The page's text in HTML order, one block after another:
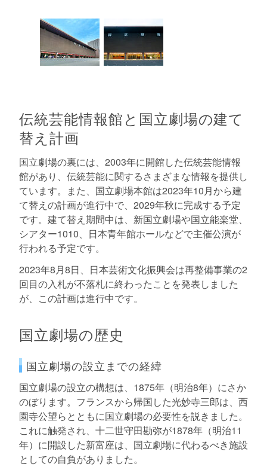
伝統芸能情報館と国立劇場の建て
替え計画
国立劇場の裏には、2003年に開館した伝統芸能情報
館があり、伝統芸能に関するさまざまな情報を提供し
ています。また、国立劇場本館は2023年10月から建
て替えの計画が進行中で、2029年秋に完成する予定
です。建て替え期間中は、新国立劇場や国立能楽堂、
シアター1010、日本青年館ホールなどで主催公演が
行われる予定です。
2023年8月8日、日本芸術文化振興会は再整備事業の2
回目の入札が不落札に終わったことを発表しました
が、この計画は進行中です。
国立劇場の歴史
国立劇場の設立までの経緯
国立劇場の設立の構想は、1875年（明治8年）にさか
のぼります。フランスから帰国した光妙寺三郎は、西
園寺公望らとともに国立劇場の必要性を説きました。
これに触発され、十二世守田勘弥が1878年（明治11
年）に開設した新富座は、国立劇場に代わるべき施設
としての自負がありました。